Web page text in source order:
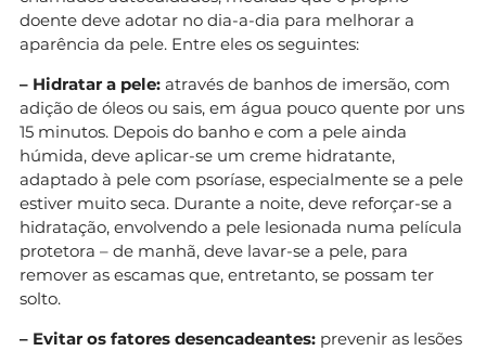
doente deve adotar no dia-a-dia para melhorar a
aparência da pele. Entre eles os seguintes:
– Hidratar a pele: através de banhos de imersão, com
adição de óleos ou sais, em água pouco quente por uns
15 minutos. Depois do banho e com a pele ainda
húmida, deve aplicar-se um creme hidratante,
adaptado à pele com psoríase, especialmente se a pele
estiver muito seca. Durante a noite, deve reforçar-se a
hidratação, envolvendo a pele lesionada numa película
protetora – de manhã, deve lavar-se a pele, para
remover as escamas que, entretanto, se possam ter
solto.
– Evitar os fatores desencadeantes: prevenir as lesões